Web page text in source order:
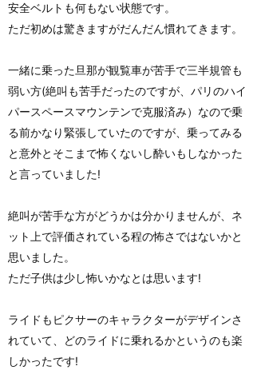
安全ベルトも何もない状態です。
ただ初めは驚きますがだんだん慣れてきます。
一緒に乗った旦那が観覧車が苦手で三半規管も
弱い方(絶叫も苦手だったのですが、パリのハイ
パースペースマウンテンで克服済み）なので乗
る前かなり緊張していたのですが、乗ってみる
と意外とそこまで怖くないし酔いもしなかった
と言っていました!
絶叫が苦手な方がどうかは分かりませんが、ネ
ット上で評価されている程の怖さではないかと
思いました。
ただ子供は少し怖いかなとは思います!
ライドもピクサーのキャラクターがデザインさ
れていて、どのライドに乗れるかというのも楽
しかったです!